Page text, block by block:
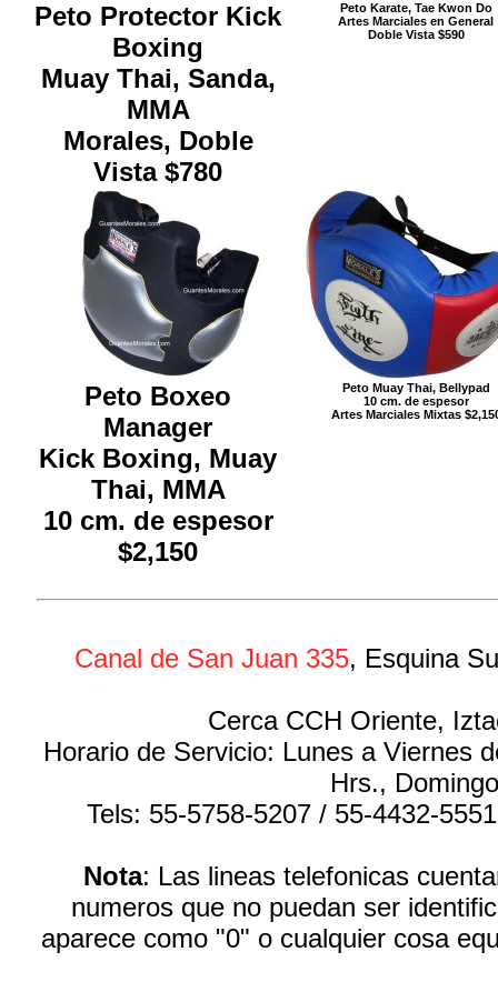
Peto Protector Kick
Boxing
Muay Thai, Sanda,
MMA
Morales, Doble
Vista $780
Peto Karate, Tae Kwon Do
Artes Marciales en General
Doble Vista $590
Peto Boxeo
Manager
Kick Boxing, Muay
Thai, MMA
10 cm. de espesor
$2,150
Peto Muay Thai, Bellypad
10 cm. de espesor
Artes Marciales Mixtas
Canal de San Juan 335, Esquina
Cerca CCH Oriente,
Horario de Servicio: Lunes a Viernes
Hrs.,
Tels: 55-5758-5207 / 55-4432-
Nota: Las lineas telefonicas
numeros que no puedan ser
aparece como "0" o cualquier cosa